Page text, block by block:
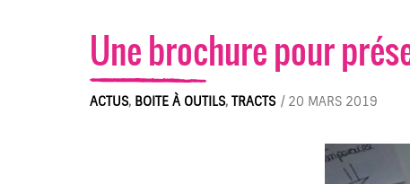
Une brochure pour
ACTUS, BOITE À OUTILS, TRACTS / 20 MARS 2019